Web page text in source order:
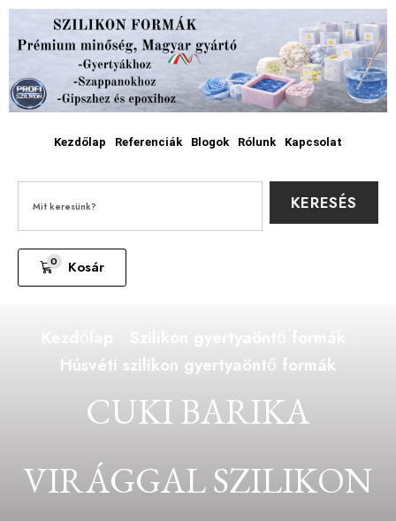
Kezdőlap Referenciák Blogok Rólunk Kapcsolat
KERESÉS
0 Kosár
Húsvéti szilikon gyertyaöntő formák
CUKI BARIKA
VIRÁGGAL SZILIKON